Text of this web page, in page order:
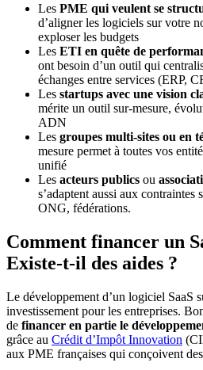
Les PME qui veulent se
d’aligner les logiciels sur votre
exploser les budgets
Les ETI en quête de
ont besoin d’un outil qui
échanges entre services (ERP,
Les startups avec une vision
mérite un outil sur-mesure,
ADN
Les groupes multi-sites ou en
mesure permet à toutes vos
unifié
Les acteurs publics ou
s’adaptent aussi aux
ONG, fédérations.
Comment financer un
Existe-t-il des aides ?
Le développement d’un logiciel SaaS
investissement pour les entreprises.
de financer en partie le
grâce au Crédit d’Impôt Innovation
aux PME françaises qui conçoivent